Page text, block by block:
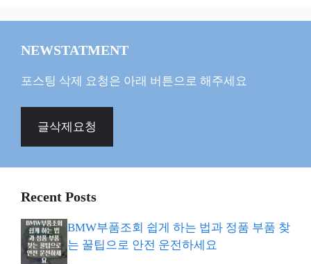
NEWSTATMENT
포스팅 삭제 요청은 아래 버튼으로 해주세요
글삭제요청
Recent Posts
BMW부품조회 쉽게 하는 법과 정품 부품 찾
는 꿀팁으로 안전 운전하세요